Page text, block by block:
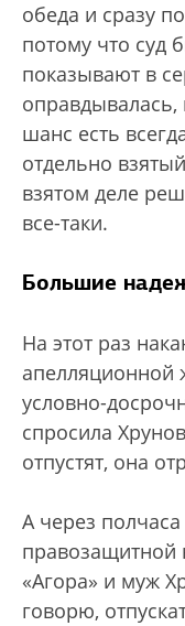
обеда и сразу
потому что суд
показывают в
оправдывалась,
шанс есть
отдельно
взятом деле
все-таки.
Большие
На этот раз
апелляционной
условно-
спросила
отпустят, она
А через
правозащитной
«Агора» и муж
говорю,